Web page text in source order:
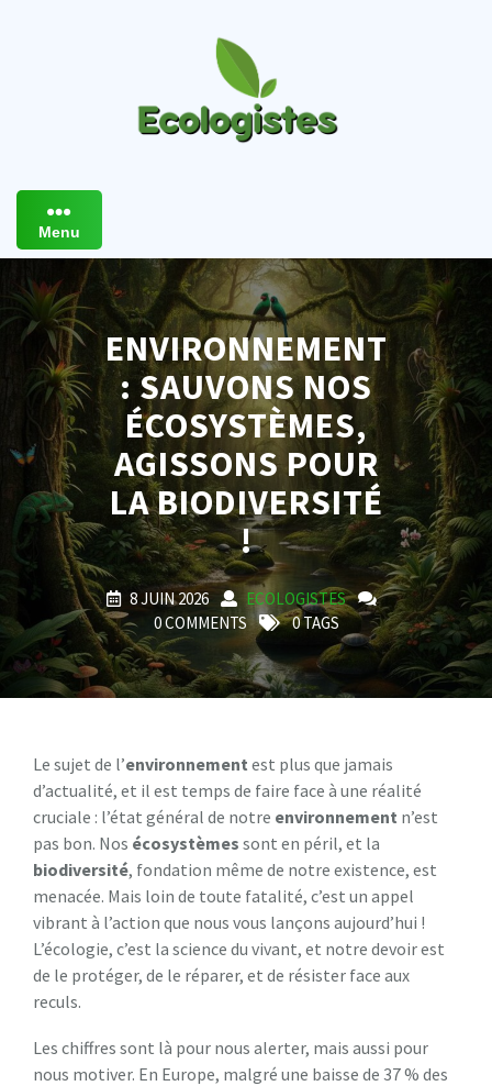
Menu
ENVIRONNEMENT
: SAUVONS NOS
ÉCOSYSTÈMES,
AGISSONS POUR
LA BIODIVERSITÉ
!
8 JUIN 2026
ECOLOGISTES
0 COMMENTS
0 TAGS
Le sujet de l’environnement est plus que jamais
d’actualité, et il est temps de faire face à une réalité
cruciale : l’état général de notre environnement n’est
pas bon. Nos écosystèmes sont en péril, et la
biodiversité, fondation même de notre existence, est
menacée. Mais loin de toute fatalité, c’est un appel
vibrant à l’action que nous vous lançons aujourd’hui !
L’écologie, c’est la science du vivant, et notre devoir est
de le protéger, de le réparer, et de résister face aux
reculs.
Les chiffres sont là pour nous alerter, mais aussi pour
nous motiver. En Europe, malgré une baisse de 37 % des